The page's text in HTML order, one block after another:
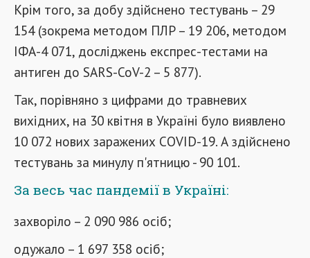
Крім того, за добу здійснено тестувань – 29
154 (зокрема методом ПЛР – 19 206, методом
ІФА-4 071, досліджень експрес-тестами на
антиген до SARS-CoV-2 – 5 877).
Так, порівняно з цифрами до травневих
вихідних, на 30 квітня в Україні було виявлено
10 072 нових заражених COVID-19. А здійснено
тестувань за минулу п'ятницю - 90 101.
За весь час пандемії в Україні:
захворіло – 2 090 986 осіб;
одужало – 1 697 358 осіб;